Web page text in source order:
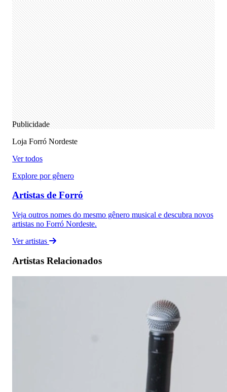
Publicidade
Loja Forró Nordeste
Ver todos
Explore por gênero
Artistas de Forró
Veja outros nomes do mesmo gênero musical e descubra novos
artistas no Forró Nordeste.
Ver artistas
Artistas Relacionados